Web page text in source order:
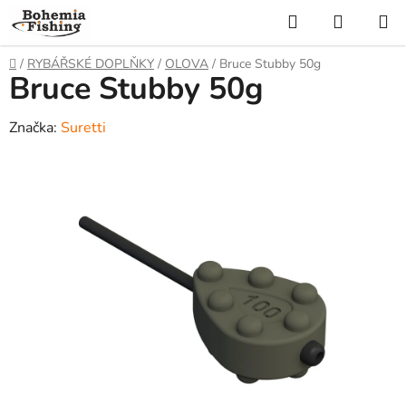
Přejít
na
obsah
Hledat
KOŠÍK
Domů
/ RYBÁŘSKÉ DOPLŇKY / OLOVA / Bruce Stubby 50g
Bruce Stubby 50g
Značka: Suretti